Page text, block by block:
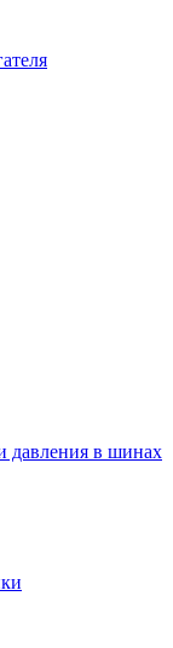
давления в шинах